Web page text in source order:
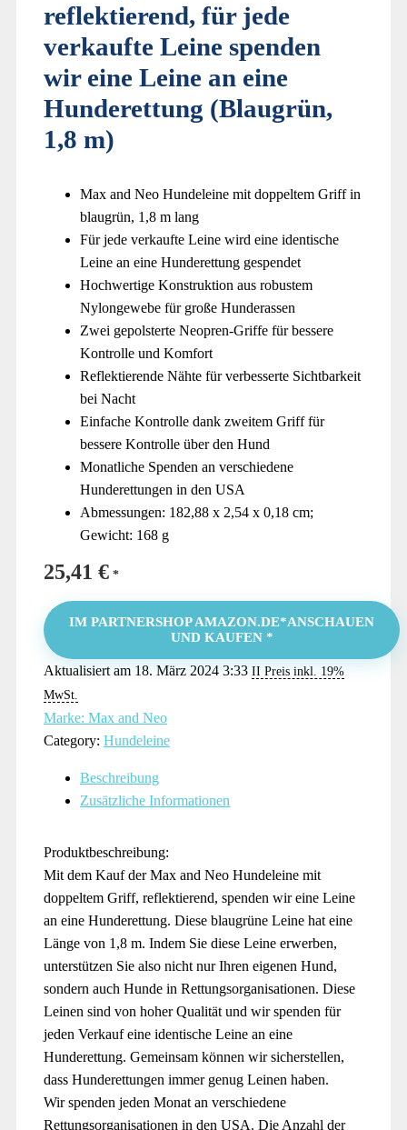
reflektierend, für jede
verkaufte Leine spenden
wir eine Leine an eine
Hunderettung (Blaugrün,
1,8 m)
Max and Neo Hundeleine mit doppeltem Griff in
blaugrün, 1,8 m lang
Für jede verkaufte Leine wird eine identische
Leine an eine Hunderettung gespendet
Hochwertige Konstruktion aus robustem
Nylongewebe für große Hunderassen
Zwei gepolsterte Neopren-Griffe für bessere
Kontrolle und Komfort
Reflektierende Nähte für verbesserte Sichtbarkeit
bei Nacht
Einfache Kontrolle dank zweitem Griff für
bessere Kontrolle über den Hund
Monatliche Spenden an verschiedene
Hunderettungen in den USA
Abmessungen: 182,88 x 2,54 x 0,18 cm;
Gewicht: 168 g
25,41 €
IM PARTNERSHOP AMAZON.DE*ANSCHAUEN
UND KAUFEN *
Aktualisiert am 18. März 2024 3:33 II Preis inkl. 19%
MwSt.
Marke: Max and Neo
Category: Hundeleine
Beschreibung
Zusätzliche Informationen
Produktbeschreibung:
Mit dem Kauf der Max and Neo Hundeleine mit
doppeltem Griff, reflektierend, spenden wir eine Leine
an eine Hunderettung. Diese blaugrüne Leine hat eine
Länge von 1,8 m. Indem Sie diese Leine erwerben,
unterstützen Sie also nicht nur Ihren eigenen Hund,
sondern auch Hunde in Rettungsorganisationen. Diese
Leinen sind von hoher Qualität und wir spenden für
jeden Verkauf eine identische Leine an eine
Hunderettung. Gemeinsam können wir sicherstellen,
dass Hunderettungen immer genug Leinen haben.
Wir spenden jeden Monat an verschiedene
Rettungsorganisationen in den USA. Die Anzahl der